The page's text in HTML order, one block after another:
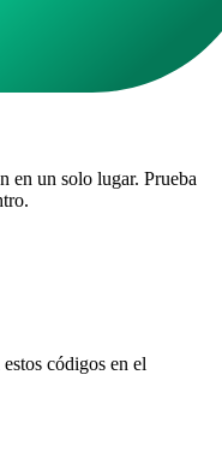
en un solo lugar. Prueba
códigos en el